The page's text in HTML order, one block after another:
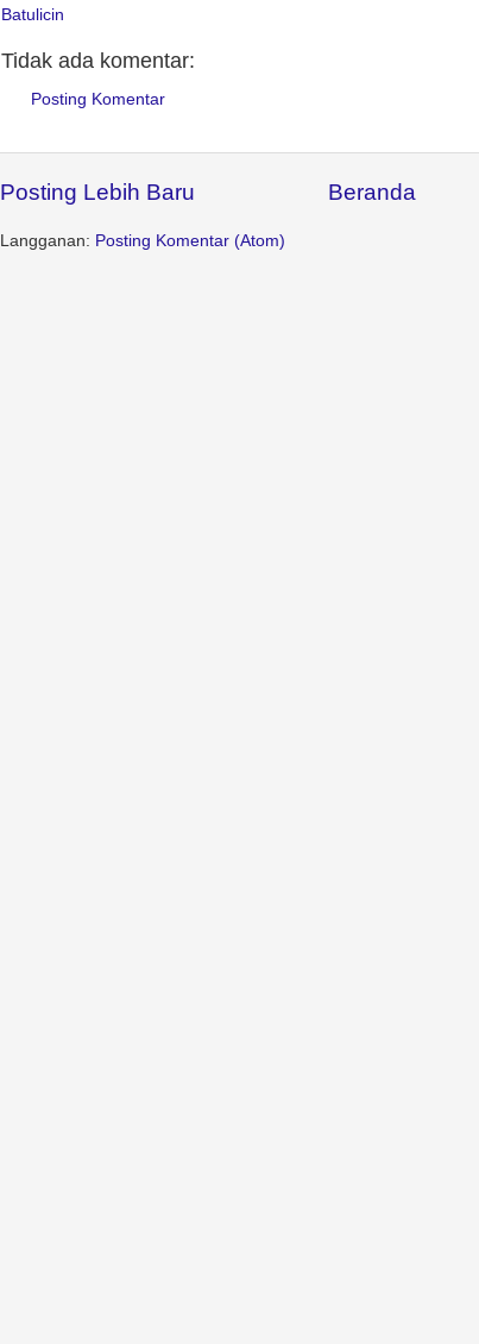
Batulicin
Tidak ada komentar:
Posting Komentar
Posting Lebih Baru Beranda
Langganan: Posting Komentar (Atom)